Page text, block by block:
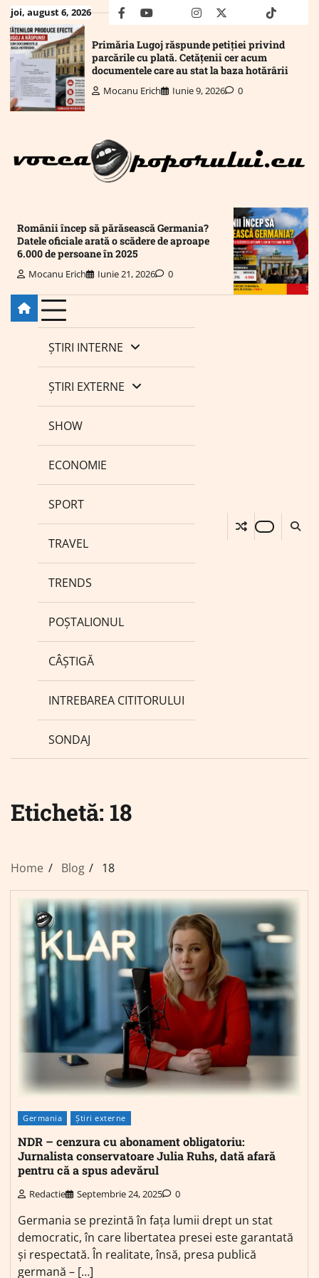
Skip
to
content
joi, august 6, 2026 facebookyoutubeMailinstagram
twitter truthtiktok
Primăria Lugoj răspunde petiției privind
parcările cu plată. Cetățenii cer acum
documentele care au stat la baza hotărârii
Mocanu Erich Iunie 9, 2026 0
Românii încep să părăsească Germania?
Datele oficiale arată o scădere de aproape
6.000 de persoane în 2025
Mocanu Erich Iunie 21, 2026 0
ȘTIRI INTERNE
ȘTIRI EXTERNE
SHOW
ECONOMIE
SPORT
TRAVEL
TRENDS
POȘTALIONUL
CÂȘTIGĂ
INTREBAREA CITITORULUI
SONDAJ
Etichetă: 18
Home Blog 18
Germania Știri externe
NDR – cenzura cu abonament obligatoriu:
Jurnalista conservatoare Julia Ruhs, dată afară
pentru că a spus adevărul
Redactie Septembrie 24, 2025 0
Germania se prezintă în fața lumii drept un stat
democratic, în care libertatea presei este garantată
și respectată. În realitate, însă, presa publică
germană – […]